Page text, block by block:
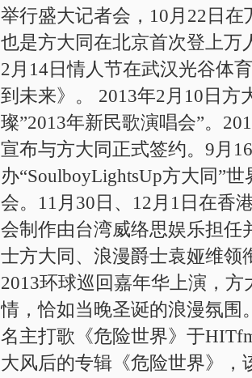
举行盛大记者会，10月22日
也是方大同在北京首次登上万
2月14日情人节在武汉光谷体
到未来》。 2013年2月10日方
璨”2013年新民歌演唱会”。
宣布与方大同正式签约。9月
办“SoulboyLightsUp方大同”
会。11月30日、12月1日在香
会制作由台湾威络思娱乐担任
士方大同、浪漫爵士袁娅维领
2013环球巡回嘉年华上演，
情，恰如当晚圣诞的浪漫氛围
名主打歌《危险世界》于
大风后的专辑《危险世界》